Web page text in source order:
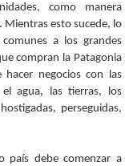
como manera
Mientras esto sucede, lo
a los grandes
compran la Patagonia
negocios con las
agua, las tierras, los
perseguidas,
país debe comenzar a